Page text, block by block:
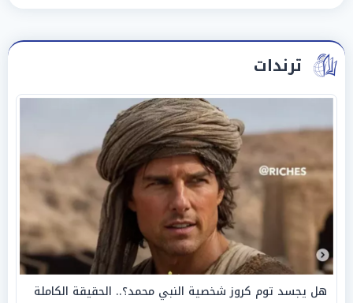
ترندات
هل يجسد توم كروز شخصية النبي محمد؟.. الحقيقة الكاملة